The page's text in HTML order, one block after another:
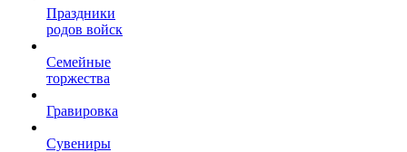
Праздники
родов войск
Семейные
торжества
Гравировка
Сувениры